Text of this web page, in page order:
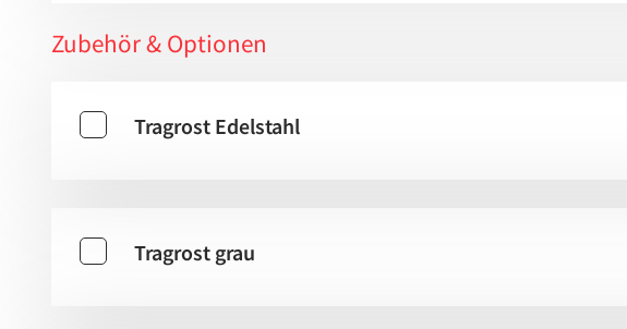
Zubehör & Optionen
Tragrost Edelstahl
Tragrost grau